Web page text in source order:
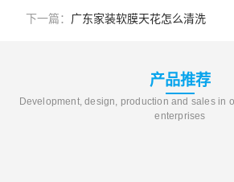
下一篇： 广东家装软膜天花怎么清洗
产品推荐
Development, design, production and sales in
enterprises